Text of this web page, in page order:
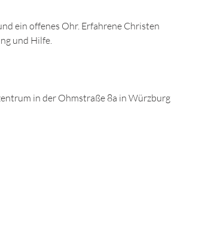
ein offenes Ohr. Erfahrene Christen
und Hilfe.
in der Ohmstraße 8a in Würzburg